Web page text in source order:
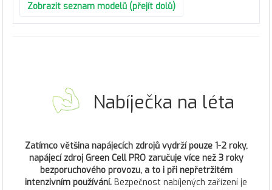
Zobrazit seznam modelů (přejít dolů)
Nabíječka na léta
Zatímco většina napájecích zdrojů vydrží pouze 1-2 roky,
napájecí zdroj Green Cell PRO zaručuje více než 3 roky
bezporuchového provozu, a to i při nepřetržitém
intenzivním používání. Bezpečnost nabíjených zařízení je